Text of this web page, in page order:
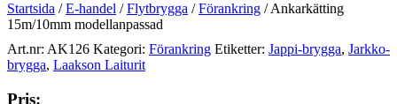
Startsida /E-handel /Flytbrygga /Förankring /Ankarkätting
15m/10mm modellanpassad
Art.nr: AK126 Kategori: Förankring Etiketter: Jappi-brygga, Jarkko-
brygga, Laakson Laiturit
Pris: